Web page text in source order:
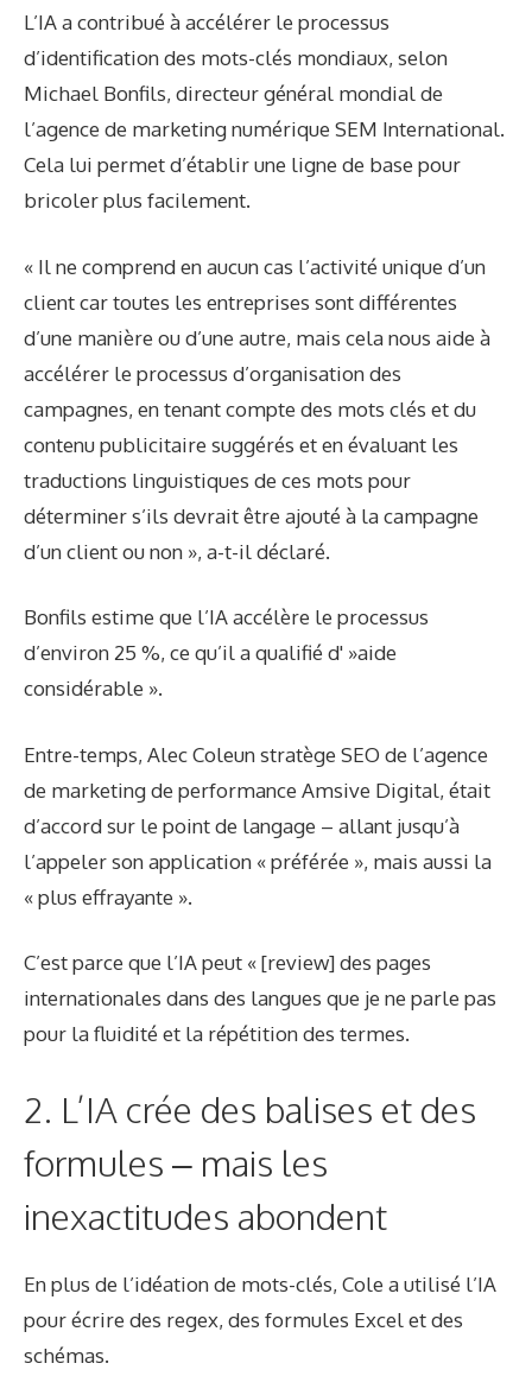
L’IA a contribué à accélérer le processus
d’identification des mots-clés mondiaux, selon
Michael Bonfils, directeur général mondial de
l’agence de marketing numérique SEM International.
Cela lui permet d’établir une ligne de base pour
bricoler plus facilement.
« Il ne comprend en aucun cas l’activité unique d’un
client car toutes les entreprises sont différentes
d’une manière ou d’une autre, mais cela nous aide à
accélérer le processus d’organisation des
campagnes, en tenant compte des mots clés et du
contenu publicitaire suggérés et en évaluant les
traductions linguistiques de ces mots pour
déterminer s’ils devrait être ajouté à la campagne
d’un client ou non », a-t-il déclaré.
Bonfils estime que l’IA accélère le processus
d’environ 25 %, ce qu’il a qualifié d' »aide
considérable ».
Entre-temps, Alec Coleun stratège SEO de l’agence
de marketing de performance Amsive Digital, était
d’accord sur le point de langage – allant jusqu’à
l’appeler son application « préférée », mais aussi la
« plus effrayante ».
C’est parce que l’IA peut « [review] des pages
internationales dans des langues que je ne parle pas
pour la fluidité et la répétition des termes.
2. L’IA crée des balises et des
formules – mais les
inexactitudes abondent
En plus de l’idéation de mots-clés, Cole a utilisé l’IA
pour écrire des regex, des formules Excel et des
schémas.